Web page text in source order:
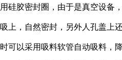
用硅胶密封圈，由于是真空设备
吸上，自然密封，另外人孔盖上
时可以采用吸料软管自动吸料，